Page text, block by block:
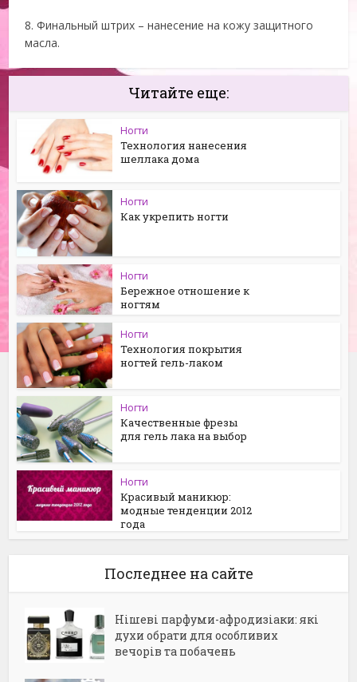
8. Финальный штрих – нанесение на кожу защитного
масла.
Читайте еще:
Ногти
Технология нанесения
шеллака дома
Ногти
Как укрепить ногти
Ногти
Бережное отношение к
ногтям
Ногти
Технология покрытия
ногтей гель-лаком
Ногти
Качественные фрезы
для гель лака на выбор
Ногти
Красивый маникюр:
модные тенденции 2012
года
Последнее на сайте
Нішеві парфуми-афродизіаки: які
духи обрати для особливих
вечорів та побачень